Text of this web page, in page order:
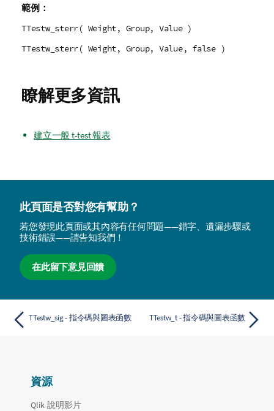
範例：
TTestw_sterr( Weight, Group, Value )
TTestw_sterr( Weight, Group, Value, false )
瞭解更多資訊
建立一般 t-test 報表
此頁面是否對您有幫助？
若您發現此頁面或其內容有任何問題——錯字、遺漏步驟或
技術錯誤——請告知我們！
在此留下意見回饋
TTestw_sig - 指令碼與圖表函數 TTestw_t - 指令碼與圖表函數
資源
Qlik 說明影片